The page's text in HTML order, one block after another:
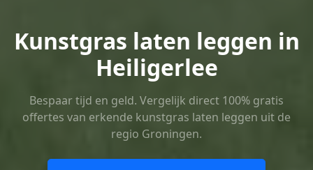
Kunstgras laten leggen in
Heiligerlee
Bespaar tijd en geld. Vergelijk direct 100% gratis
offertes van erkende kunstgras laten leggen uit de
regio Groningen.